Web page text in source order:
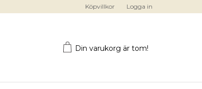
Köpvillkor Logga in
Din varukorg är tom!